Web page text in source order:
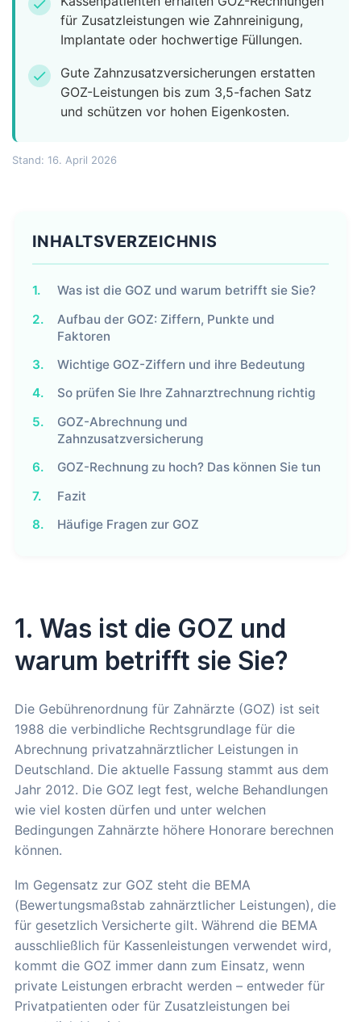
check
für Zusatzleistungen wie Zahnreinigung,
Implantate oder hochwertige Füllungen.
check
Gute Zahnzusatzversicherungen erstatten
GOZ-Leistungen bis zum 3,5-fachen Satz
und schützen vor hohen Eigenkosten.
Stand: 16. April 2026
INHALTSVERZEICHNIS
1.
Was ist die GOZ und warum betrifft sie Sie?
2.
Aufbau der GOZ: Ziffern, Punkte und
Faktoren
3.
Wichtige GOZ-Ziffern und ihre Bedeutung
4.
So prüfen Sie Ihre Zahnarztrechnung richtig
5.
GOZ-Abrechnung und
Zahnzusatzversicherung
6.
GOZ-Rechnung zu hoch? Das können Sie tun
7.
Fazit
8.
Häufige Fragen zur GOZ
1. Was ist die GOZ und
warum betrifft sie Sie?
Die Gebührenordnung für Zahnärzte (GOZ) ist seit
1988 die verbindliche Rechtsgrundlage für die
Abrechnung privatzahnärztlicher Leistungen in
Deutschland. Die aktuelle Fassung stammt aus dem
Jahr 2012. Die GOZ legt fest, welche Behandlungen
wie viel kosten dürfen und unter welchen
Bedingungen Zahnärzte höhere Honorare berechnen
können.
Im Gegensatz zur GOZ steht die BEMA
(Bewertungsmaßstab zahnärztlicher Leistungen), die
für gesetzlich Versicherte gilt. Während die BEMA
ausschließlich für Kassenleistungen verwendet wird,
kommt die GOZ immer dann zum Einsatz, wenn
private Leistungen erbracht werden – entweder für
Privatpatienten oder für Zusatzleistungen bei